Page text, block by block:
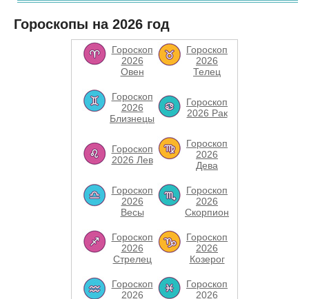
Гороскопы на 2026 год
Гороскоп
2026
Овен
Гороскоп
2026
Телец
Гороскоп
2026
Близнецы
Гороскоп
2026 Рак
Гороскоп
2026 Лев
Гороскоп
2026
Дева
Гороскоп
2026
Весы
Гороскоп
2026
Скорпион
Гороскоп
2026
Стрелец
Гороскоп
2026
Козерог
Гороскоп
2026
Гороскоп
2026